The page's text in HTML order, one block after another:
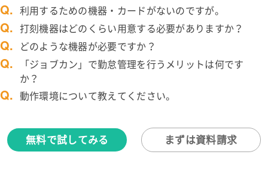
Q. 利用するための機器・カードがないのですが。
Q. 打刻機器はどのくらい用意する必要がありますか？
Q. どのような機器が必要ですか？
Q.
「ジョブカン」で勤怠管理を行うメリットは何です
か？
Q. 動作環境について教えてください。
無料で試してみる まずは資料請求